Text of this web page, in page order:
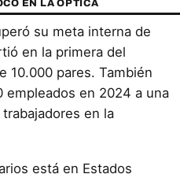
EN LA ÓPTICA
su meta interna de
en la primera del
10.000 pares. También
en 2024 a una
en la
está en Estados